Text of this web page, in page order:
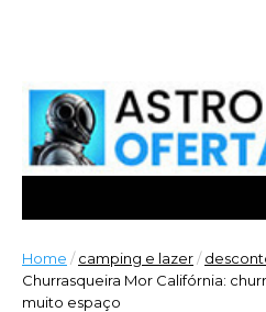
Home / camping e lazer/
Churrasqueira Mor Califórnia:
muito espaço